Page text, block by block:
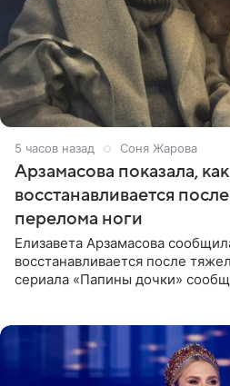
5 часов назад Соня Жарова
Арзамасова показала,
восстанавливается
перелома ноги
Елизавета Арзамасова
восстанавливается после
сериала «Папины дочки»